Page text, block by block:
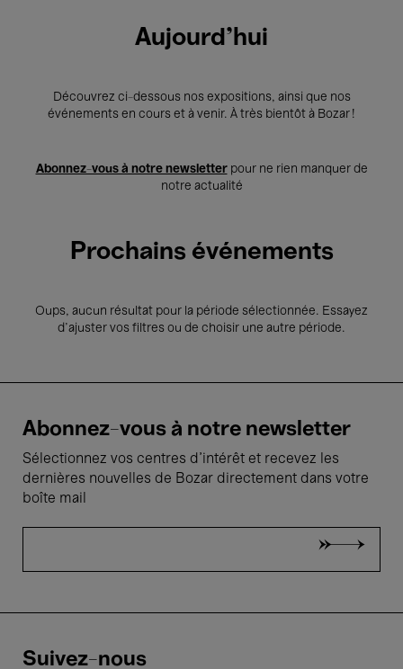
Aujourd'hui
Découvrez ci-dessous nos expositions, ainsi que nos
événements en cours et à venir. À très bientôt à Bozar !
Abonnez-vous à notre newsletterpour ne rien manquer de
notre actualité
Prochains événements
Oups, aucun résultat pour la période sélectionnée. Essayez
d’ajuster vos filtres ou de choisir une autre période.
Abonnez-vous à notre newsletter
Sélectionnez vos centres d'intérêt et recevez les
dernières nouvelles de Bozar directement dans votre
boîte mail
Suivez-nous